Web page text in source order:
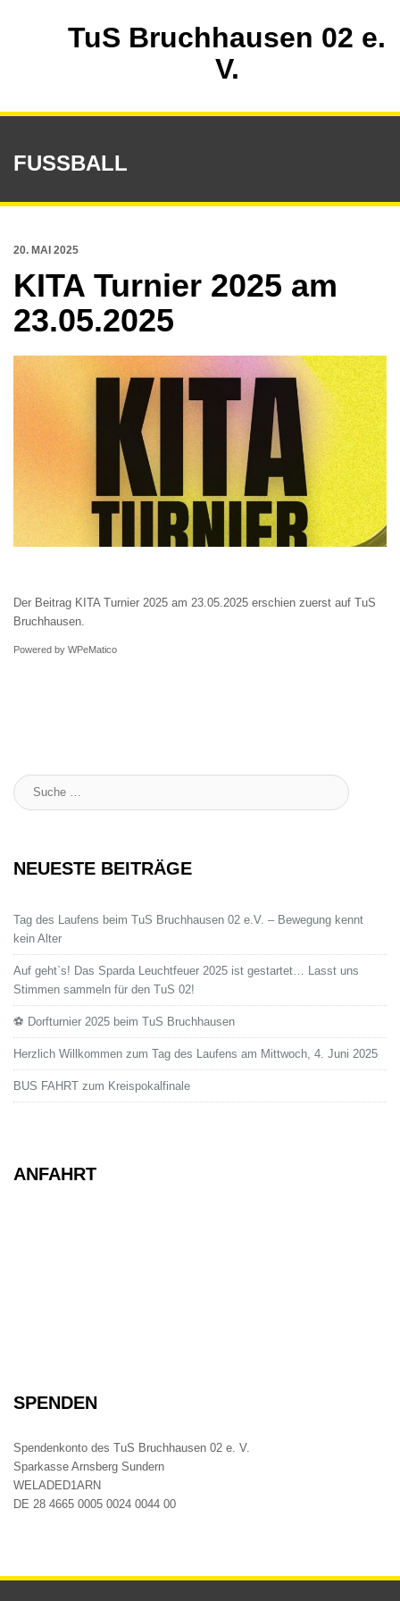
TuS Bruchhausen 02 e.
V.
FUSSBALL
20. MAI 2025
KITA Turnier 2025 am
23.05.2025
Der Beitrag KITA Turnier 2025 am 23.05.2025 erschien zuerst auf TuS
Bruchhausen
Powered by WPeMatico
Suche
:
NEUESTE BEITRÄGE
Tag des Laufens beim TuS Bruchhausen 02 e.V. – Bewegung kennt
kein Alter
Auf geht`s! Das Sparda Leuchtfeuer 2025 ist gestartet… Lasst uns
Stimmen sammeln für den TuS 02!
⚽ Dorfturnier 2025 beim TuS Bruchhausen
Herzlich Willkommen zum Tag des Laufens am Mittwoch, 4. Juni 2025
BUS FAHRT zum Kreispokalfinale
ANFAHRT
SPENDEN
Spendenkonto des TuS Bruchhausen 02 e. V.
Sparkasse Arnsberg Sundern
WELADED1ARN
DE 28 4665 0005 0024 0044 00